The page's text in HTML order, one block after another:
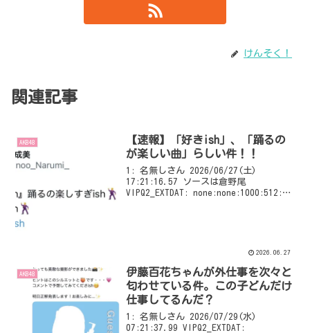
けんそく！
関連記事
AKB48
【速報】「好きish」、「踊るの
が楽しい曲」らしい件！！
1: 名無しさん 2026/06/27(土)
17:21:16.57 ソースは倉野尾
VIPQ2_EXTDAT: none:none:1000:512::
2026.06.27
AKB48
伊藤百花ちゃんが外仕事を次々と
匂わせている件。この子どんだけ
仕事してるんだ？
1: 名無しさん 2026/07/29(水)
07:21:37.99 VIPQ2_EXTDAT: